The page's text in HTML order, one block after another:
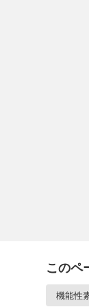
このペ
機能性